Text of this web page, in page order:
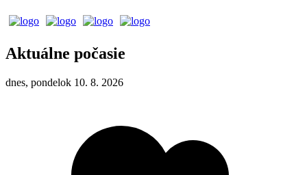
Aktuálne počasie
dnes, pondelok 10. 8. 2026